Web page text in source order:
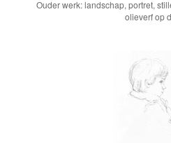
Ouder werk: landschap, portret,
olieverf op